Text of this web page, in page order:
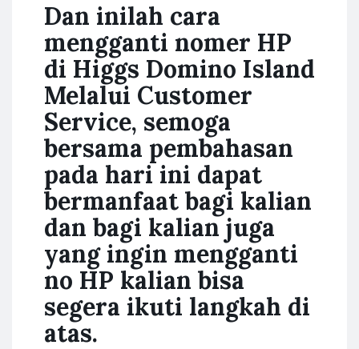
Dan inilah cara
mengganti nomer HP
di Higgs Domino Island
Melalui Customer
Service, semoga
bersama pembahasan
pada hari ini dapat
bermanfaat bagi kalian
dan bagi kalian juga
yang ingin mengganti
no HP kalian bisa
segera ikuti langkah di
atas.